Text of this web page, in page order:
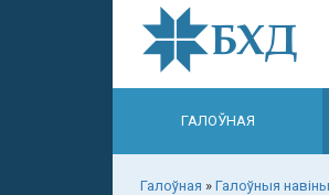
ГАЛОЎНАЯ
Галоўная » Галоўныя навіны